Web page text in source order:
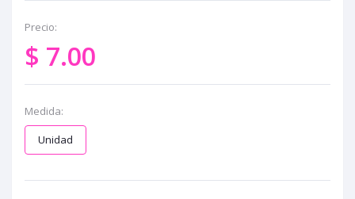
Precio:
$ 7.00
Medida:
Unidad